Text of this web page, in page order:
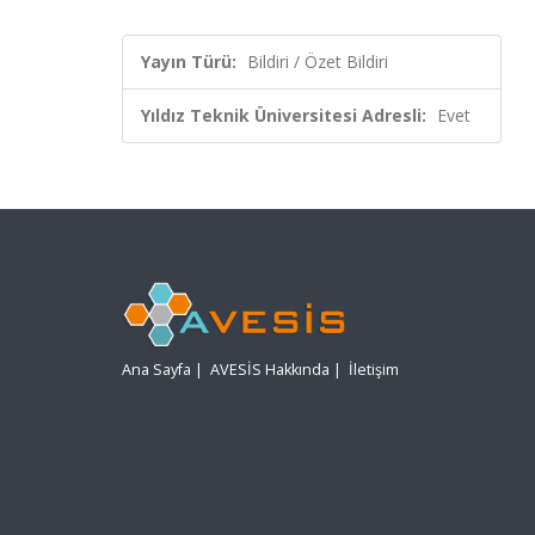
Yayın Türü: Bildiri / Özet Bildiri
Yıldız Teknik Üniversitesi Adresli: Evet
Ana Sayfa | AVESİS Hakkında | İletişim